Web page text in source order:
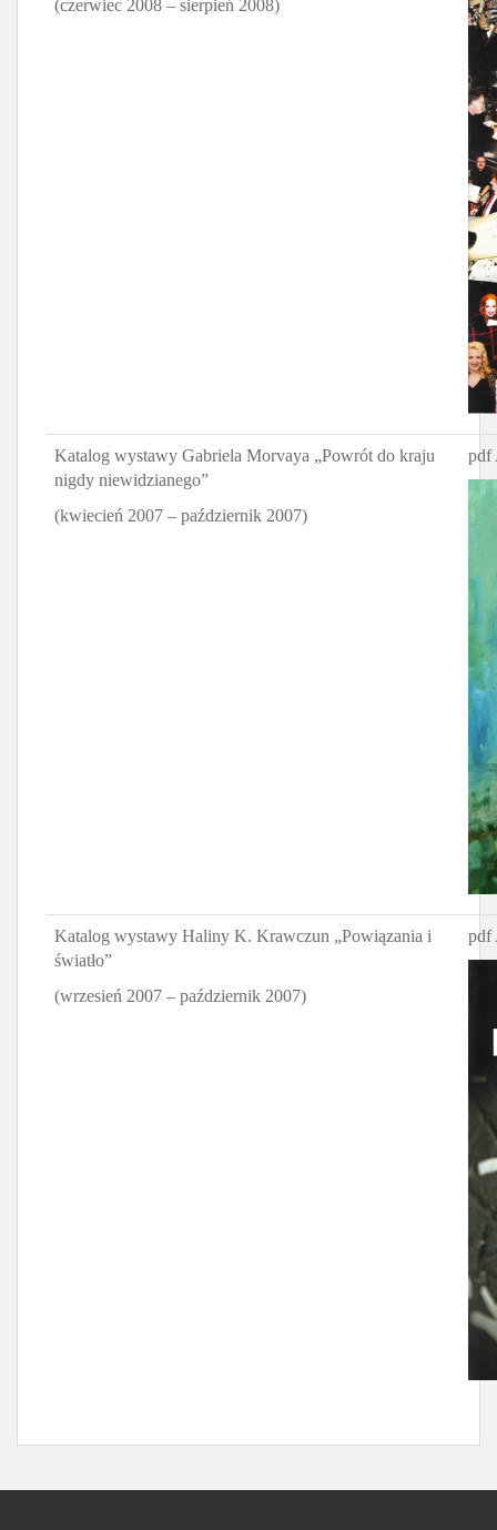
(czerwiec 2008 – sierpień 2008)
Katalog wystawy Gabriela Morvaya „Powrót do kraju
nigdy niewidzianego”
(kwiecień 2007 – październik 2007)
pdf
Katalog wystawy Haliny K. Krawczun „Powiązania i
światło”
(wrzesień 2007 – październik 2007)
pdf